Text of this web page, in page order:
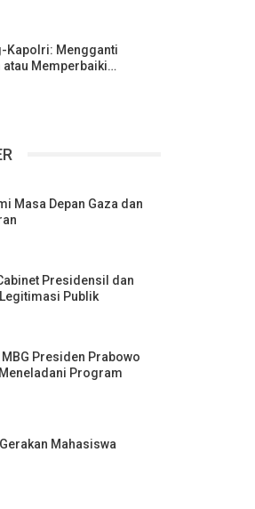
Kapolri: Mengganti
atau Memperbaiki…
Masa Depan Gaza dan
Presidensil dan
Publik
Presiden Prabowo
Program
Mahasiswa